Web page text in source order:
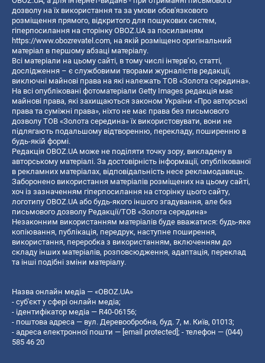
дозволу на їх використання та за умови обов'язкового
розміщення прямого, відкритого для пошукових систем,
гіперпосилання на сторінку OBOZ.UA за посиланням
https://www.obozrevatel.com, на якій розміщено оригінальний
матеріал в першому абзаці матеріалу.
Всі матеріали на цьому сайті, в тому числі інтерв’ю, статті,
дослідження – є службовими творами журналістів редакції,
виключні майнові права на які належать ТОВ «Золота середина».
На всі опубліковані фотоматеріали Getty Images редакція має
майнові права, які захищаються законом України «Про авторські
права та суміжні права», ніхто не має права без письмового
дозволу ТОВ «Золота середина» їх використовувати, вони не
підлягають подальшому відтворенню, перекладу, поширенню в
будь-якій формі.
Редакція OBOZ.UA може не поділяти точку зору, викладену в
авторському матеріалі. За достовірність інформації, опублікованої
в рекламних матеріалах, відповідальність несе рекламодавець.
Заборонено використання матеріалів розміщених на цьому сайті,
хоч із зазначенням гіперпосилання на сторінку цього сайту,
логотипу OBOZ.UA або будь-якого іншого згадування, але без
письмового дозволу Редакції/ТОВ «Золота середина»
Незаконним використанням матеріалів буде вважатися: будь-яке
копiювання, публiкацiя, передрук, наступне поширення,
використання, переробка з використанням, включенням до
складу інших матеріалів, розповсюдження, адаптація, переклад
та інші подібні зміни матеріалу.
Назва онлайн медіа — «OBOZ.UA»
- суб'єкт у сфері онлайн медіа;
- ідентифікатор медіа — R40-06156;
- поштова адреса — вул. Деревообробна, буд. 7, м. Київ, 01013;
- адреса електронної пошти — [email protected] ; - телефон — (044)
585 46 20